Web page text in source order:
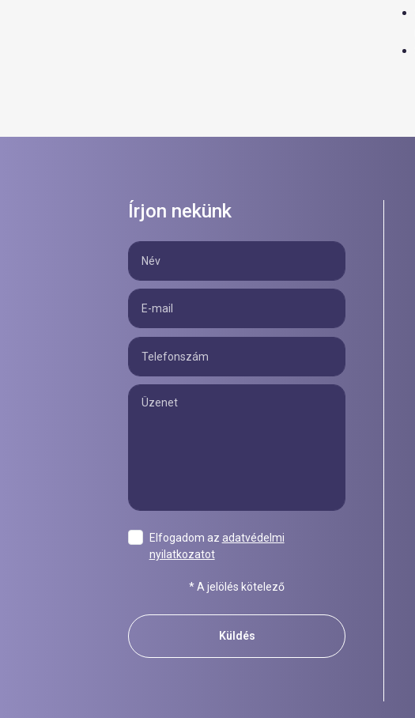
Írjon nekünk
Elfogadom az adatvédelmi
nyilatkozatot
* A jelölés kötelező
Küldés